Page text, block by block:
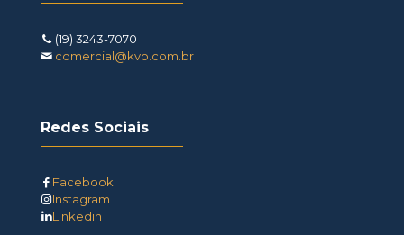
(19) 3243-7070
comercial@kvo.com.br
Redes Sociais
Facebook
Instagram
Linkedin